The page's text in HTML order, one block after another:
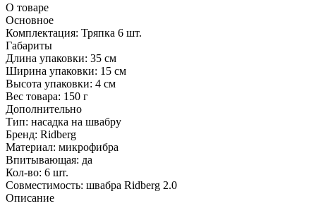
О товаре
Основное
Комплектация: Тряпка 6 шт.
Габариты
Длина упаковки: 35 см
Ширина упаковки: 15 см
Высота упаковки: 4 см
Вес товара: 150 г
Дополнительно
Тип: насадка на швабру
Бренд: Ridberg
Материал: микрофибра
Впитывающая: да
Кол-во: 6 шт.
Совместимость: швабра Ridberg 2.0
Описание